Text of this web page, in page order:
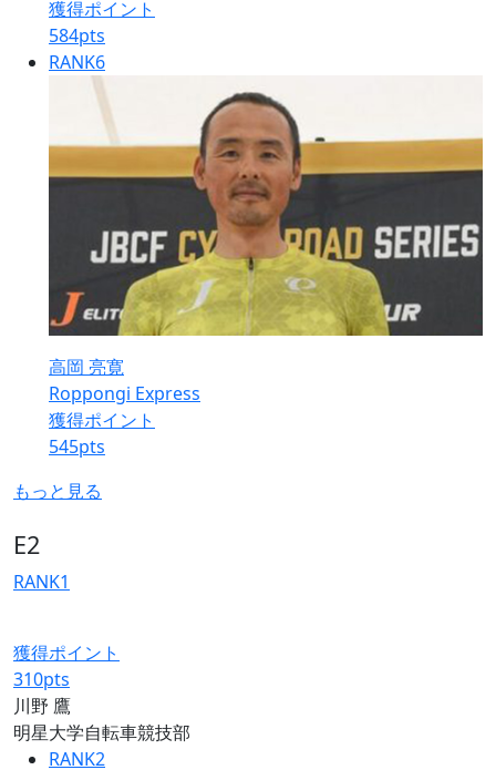
獲得ポイント
584pts
RANK6
高岡 亮寛
Roppongi Express
獲得ポイント
545pts
もっと見る
E2
RANK1
獲得ポイント
310pts
川野 鷹
明星大学自転車競技部
RANK2